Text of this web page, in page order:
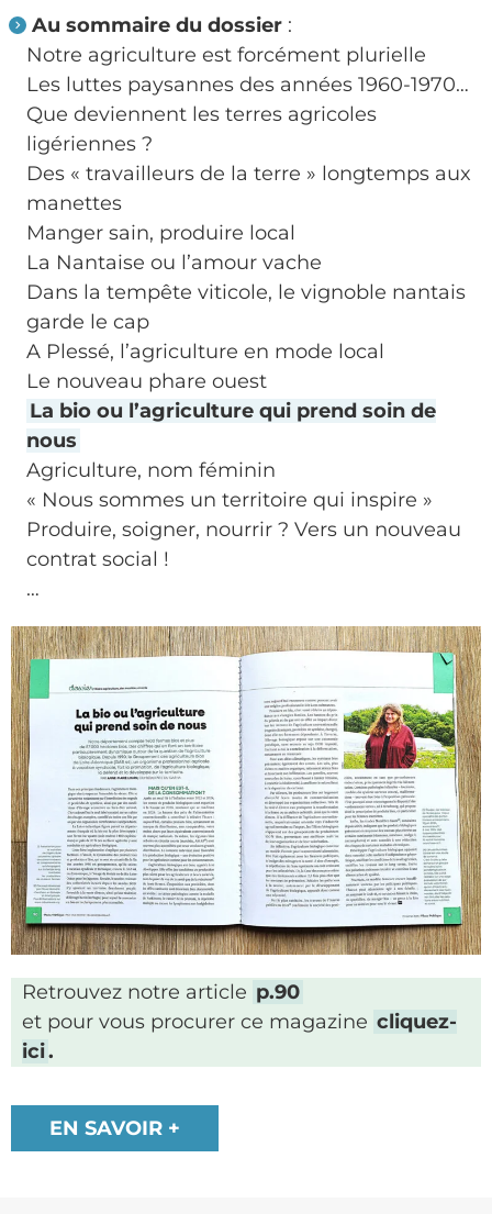
Au sommaire du dossier :
Notre agriculture est forcément plurielle
Les luttes paysannes des années 1960-1970…
Que deviennent les terres agricoles
ligériennes ?
Des « travailleurs de la terre » longtemps aux
manettes
Manger sain, produire local
La Nantaise ou l’amour vache
Dans la tempête viticole, le vignoble nantais
garde le cap
A Plessé, l’agriculture en mode local
Le nouveau phare ouest
La bio ou l’agriculture qui prend soin de
nous
Agriculture, nom féminin
« Nous sommes un territoire qui inspire »
Produire, soigner, nourrir ? Vers un nouveau
contrat social !
…
Retrouvez notre article p.90
et pour vous procurer ce magazine cliquez-
ici.
EN SAVOIR +